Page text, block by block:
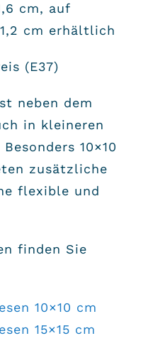
cm, auf
cm erhältlich
(E37)
neben dem
in kleineren
10×10
zusätzliche
flexible und
finden Sie
10×10 cm
15×15 cm